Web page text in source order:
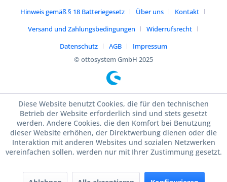
Hinweis gemäß § 18 Batteriegesetz
Über uns
Kontakt
Versand und Zahlungsbedingungen
Widerrufsrecht
Datenschutz
AGB
Impressum
© ottosystem GmbH 2025
Diese Website benutzt Cookies, die für den technischen
Betrieb der Website erforderlich sind und stets gesetzt
werden. Andere Cookies, die den Komfort bei Benutzung
dieser Website erhöhen, der Direktwerbung dienen oder die
Interaktion mit anderen Websites und sozialen Netzwerken
vereinfachen sollen, werden nur mit Ihrer Zustimmung gesetzt.